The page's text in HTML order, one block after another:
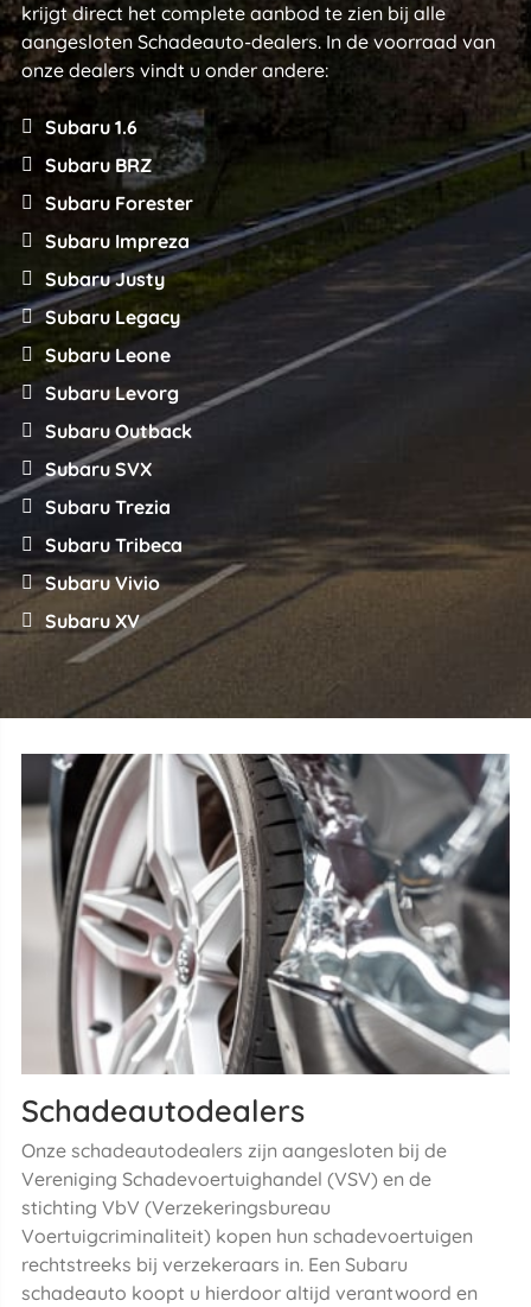
krijgt direct het complete aanbod te zien bij alle
aangesloten Schadeauto-dealers. In de voorraad van
onze dealers vindt u onder andere:
Subaru 1.6
Subaru BRZ
Subaru Forester
Subaru Impreza
Subaru Justy
Subaru Legacy
Subaru Leone
Subaru Levorg
Subaru Outback
Subaru SVX
Subaru Trezia
Subaru Tribeca
Subaru Vivio
Subaru XV
Schadeautodealers
Onze schadeautodealers zijn aangesloten bij de
Vereniging Schadevoertuighandel (VSV) en de
stichting VbV (Verzekeringsbureau
Voertuigcriminaliteit) kopen hun schadevoertuigen
rechtstreeks bij verzekeraars in. Een Subaru
schadeauto koopt u hierdoor altijd verantwoord en